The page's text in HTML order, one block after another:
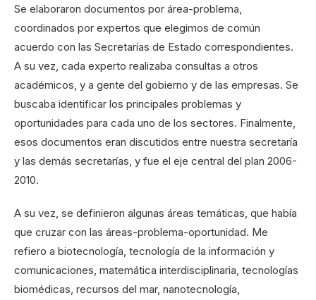
Se elaboraron documentos por área-problema,
coordinados por expertos que elegimos de común
acuerdo con las Secretarías de Estado correspondientes.
A su vez, cada experto realizaba consultas a otros
académicos, y a gente del gobierno y de las empresas. Se
buscaba identificar los principales problemas y
oportunidades para cada uno de los sectores. Finalmente,
esos documentos eran discutidos entre nuestra secretaría
y las demás secretarías, y fue el eje central del plan 2006-
2010.
A su vez, se definieron algunas áreas temáticas, que había
que cruzar con las áreas-problema-oportunidad. Me
refiero a biotecnología, tecnología de la información y
comunicaciones, matemática interdisciplinaria, tecnologías
biomédicas, recursos del mar, nanotecnología,